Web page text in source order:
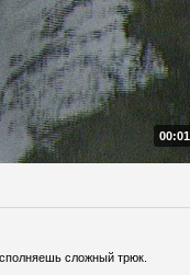
сложный трюк.